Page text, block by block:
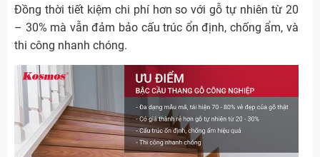
Đồng thời tiết kiệm chi phí hơn so với gỗ tự nhiên từ 20
– 30% mà vẫn đảm bảo cấu trúc ổn định, chống ẩm, và
thi công nhanh chóng.